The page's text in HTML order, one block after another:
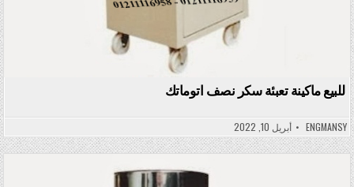
للبيع ماكينة تعبئة سكر نصف اتوماتك
ENGMANSY أبريل 10, 2022